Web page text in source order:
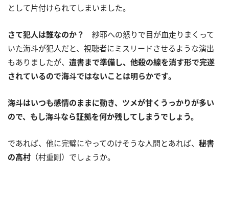
として片付けられてしまいました。
さて犯人は誰なのか？
紗耶への怒りで目が血走りまくって
いた海斗が犯人だと、視聴者にミスリードさせるような演出
もありましたが、 遺書まで準備し、他殺の線を消す形で完遂
されているので海斗ではないことは明らかです。
海斗はいつも感情のままに動き、ツメが甘くうっかりが多い
ので、もし海斗なら証拠を何か残してしまうでしょう。
であれば、他に完璧にやってのけそうな人間とあれば、 秘書
の高村 （村重剛）でしょうか。